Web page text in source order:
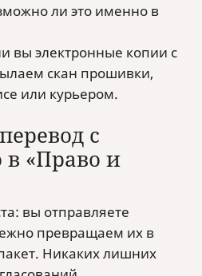
ли это именно в
вы электронные копии с
скан прошивки,
или курьером.
с
в «Право и
вы отправляете
превращаем их в
Никаких лишних